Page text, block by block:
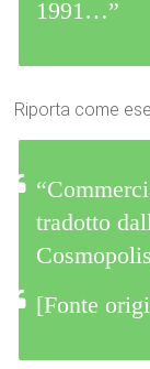
1991…”
Riporta come
tradotto
[Fonte